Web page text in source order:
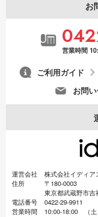
お
営業時間
お問
ご利用ガイド
運営会社
株式会社イディア
住所
〒180-0003
東京都武蔵野市吉
電話番号
0422-29-9911
営業時間
10:00-18:00 （土